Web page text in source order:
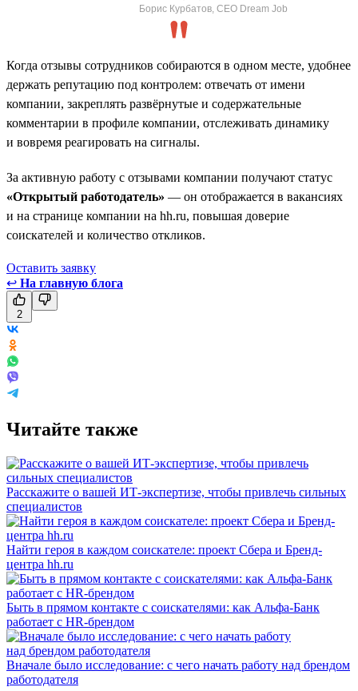
Борис Курбатов, CEO Dream Job
Когда отзывы сотрудников собираются в одном месте, удобнее
держать репутацию под контролем: отвечать от имени
компании, закреплять развёрнутые и содержательные
комментарии в профиле компании, отслеживать динамику
и вовремя реагировать на сигналы.
За активную работу с отзывами компании получают статус
«Открытый работодатель» — он отображается в вакансиях
и на странице компании на hh.ru, повышая доверие
соискателей и количество откликов.
Оставить заявку
↩ На главную блога
2
Читайте также
Расскажите о вашей ИТ-экспертизе, чтобы привлечь сильных
специалистов
Найти героя в каждом соискателе: проект Сбера и Бренд-
центра hh.ru
Быть в прямом контакте с соискателями: как Альфа-Банк
работает с HR-брендом
Вначале было исследование: с чего начать работу над брендом
работодателя